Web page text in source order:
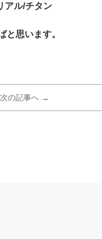
ル/チタン
思います。
次の記事へ →